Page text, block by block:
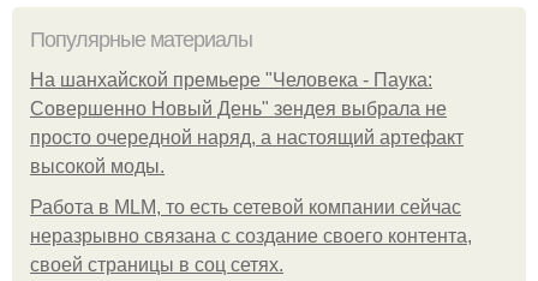
Популярные материалы
На шанхайской премьере "Человека - Паука:
Совершенно Новый День" зендея выбрала не
просто очередной наряд, а настоящий артефакт
высокой моды.
Работа в MLM, то есть сетевой компании сейчас
неразрывно связана с создание своего контента,
своей страницы в соц сетях.